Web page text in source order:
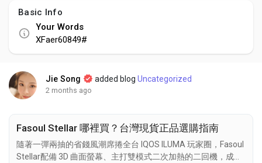
Talkfever App
Basic Info
Your Words
XFaer60849#
Jie Song added blog Uncategorized
2 months ago
Fasoul Stellar 哪裡買？台灣現貨正品選購指南
隨著一彈兩抽的省錢風潮席捲全台 IQOS ILUMA 玩家圈，Fasoul
Stellar配備 3D 曲面螢幕、主打雙模式二次加熱的二回機，成為